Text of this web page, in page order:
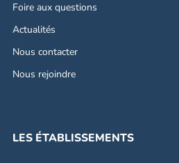
Foire aux questions
Actualités
Nous contacter
Nous rejoindre
LES ÉTABLISSEMENTS